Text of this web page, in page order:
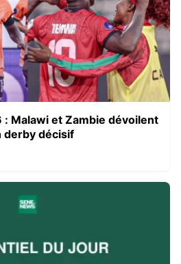
Malawi et Zambie dévoilent
derby décisif